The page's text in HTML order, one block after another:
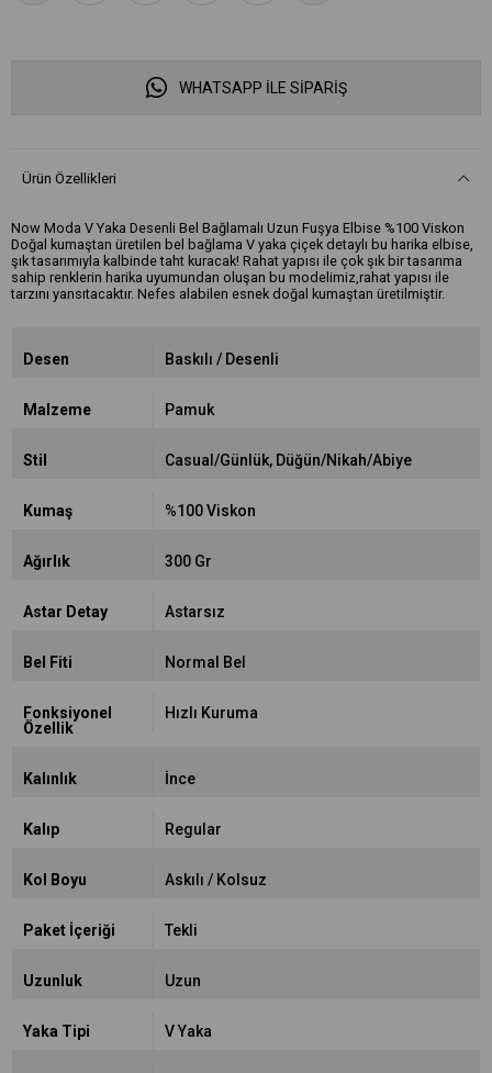
WHATSAPP İLE SİPARİŞ
Ürün Özellikleri
Now Moda V Yaka Desenli Bel Bağlamalı Uzun Fuşya Elbise %100 Viskon
Doğal kumaştan üretilen bel bağlama V yaka çiçek detaylı bu harika elbise,
şık tasarımıyla kalbinde taht kuracak! Rahat yapısı ile çok şık bir tasarıma
sahip renklerin harika uyumundan oluşan bu modelimiz,rahat yapısı ile
tarzını yansıtacaktır. Nefes alabilen esnek doğal kumaştan üretilmiştir.
Desen Baskılı / Desenli
Malzeme Pamuk
Stil Casual/Günlük Düğün/Nikah/Abiye
Kumaş %100 Viskon
Ağırlık 300 Gr
Astar Detay Astarsız
Bel Fiti Normal Bel
Fonksiyonel
Özellik
Hızlı Kuruma
Kalınlık İnce
Kalıp Regular
Kol Boyu Askılı / Kolsuz
Paket İçeriği Tekli
Uzunluk Uzun
Yaka Tipi V Yaka